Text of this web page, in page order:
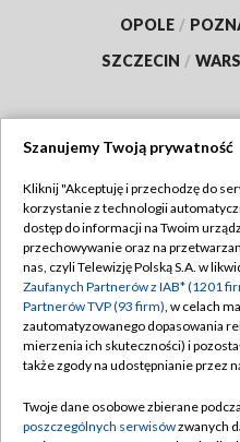
OPOLE /
SZCZECIN /
Abonament TVP
Emisja w TVP
Centrum informacji TVP
Naziemna Telewizja
Rada Programowa
Polityka
Szanujemy Twoją prywatność
Kliknij "Akceptuję i przechodzę do
korzystanie z technologii
dostęp do informacji na Twoim
przechowywanie oraz na
nas, czyli Telewizję Polską S.A. w
Zaufanych Partnerów z IAB* (1201
Partnerów TVP (93 firm), w celach
zautomatyzowanego dopasowania
mierzenia ich skuteczności) i
także zgody na udostępnianie przez
Twoje dane osobowe zbierane
poszczególnych serwisówzwanych